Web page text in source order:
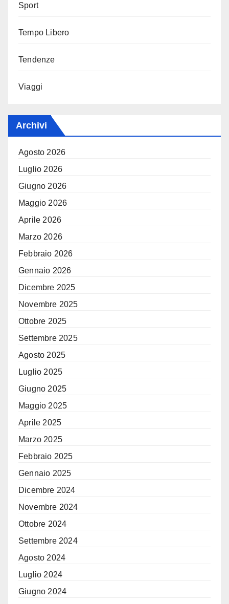
Sport
Tempo Libero
Tendenze
Viaggi
Archivi
Agosto 2026
Luglio 2026
Giugno 2026
Maggio 2026
Aprile 2026
Marzo 2026
Febbraio 2026
Gennaio 2026
Dicembre 2025
Novembre 2025
Ottobre 2025
Settembre 2025
Agosto 2025
Luglio 2025
Giugno 2025
Maggio 2025
Aprile 2025
Marzo 2025
Febbraio 2025
Gennaio 2025
Dicembre 2024
Novembre 2024
Ottobre 2024
Settembre 2024
Agosto 2024
Luglio 2024
Giugno 2024